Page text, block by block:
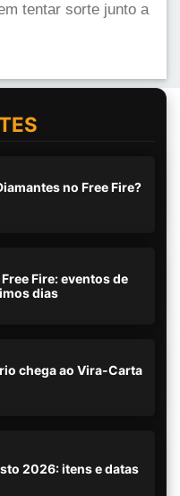
tentar sorte junto a
no Free Fire?
Fire: eventos de
dias
chega ao Vira-Carta
2026: itens e datas